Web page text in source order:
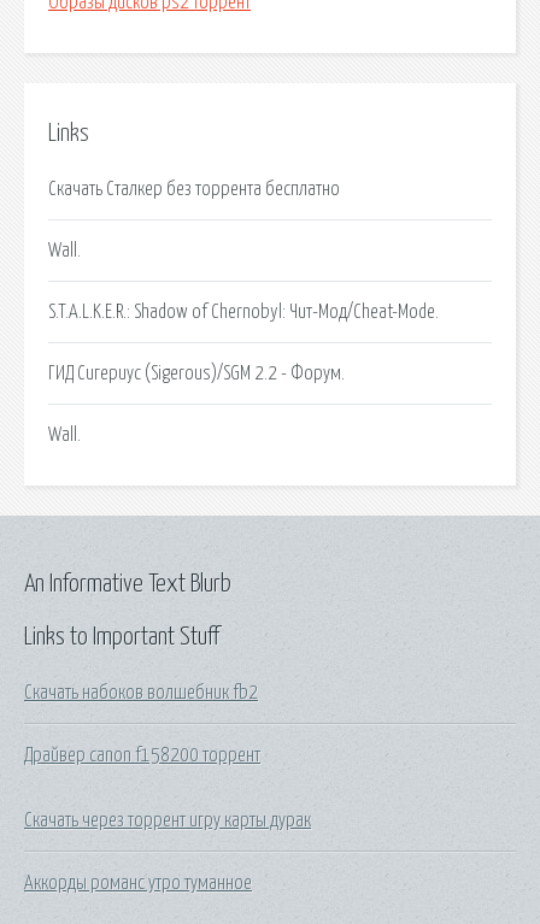
Links
Скачать Сталкер без торрента бесплатно
Wall.
S.T.A.L.K.E.R.: Shadow of Chernobyl: Чит-Мод/Cheat-Mode.
ГИД Сигериус (Sigerous)/SGM 2.2 - Форум.
Wall.
Links to Important Stuff
Скачать набоков волшебник fb2
Драйвер canon f158200 торрент
Скачать через торрент игру карты дурак
Аккорды романс утро туманное
An Informative Text Blurb